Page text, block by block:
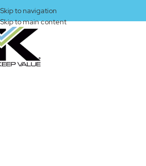
Skip to navigation
Skip to main content